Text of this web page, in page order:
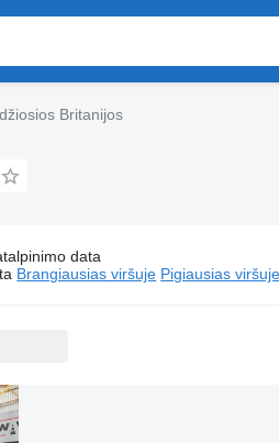
Britanijos
Benz iš Didžiosios
data
Brangiausias viršuje Pigiausias viršuje